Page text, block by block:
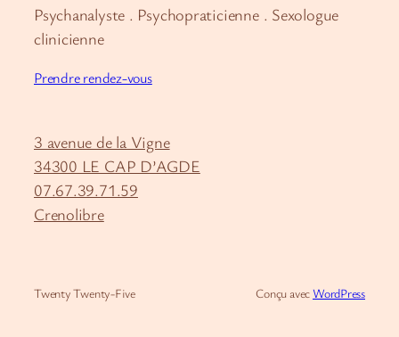
Psychanalyste . Psychopraticienne . Sexologue
clinicienne
Prendre rendez-vous
3 avenue de la Vigne
34300 LE CAP D’AGDE
07.67.39.71.59
Crenolibre
Twenty Twenty-Five Conçu avecWordPress